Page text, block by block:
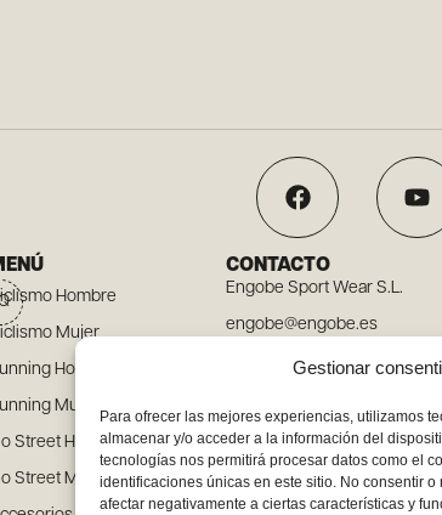
Gestionar
Para ofrecer las mejores experiencias, utilizamos
almacenar y/o acceder a la información del
tecnologías nos permitirá procesar datos como el
identificaciones únicas en este sitio. No consentir
afectar negativamente a ciertas características y
Hombre
Mujer
Hombre
Mujer
Street Hombre
Street Mujer
CONTACTO
Engobe Sport Wear S.L.
engobe@engobe.es
Tel. 96 110 78 03